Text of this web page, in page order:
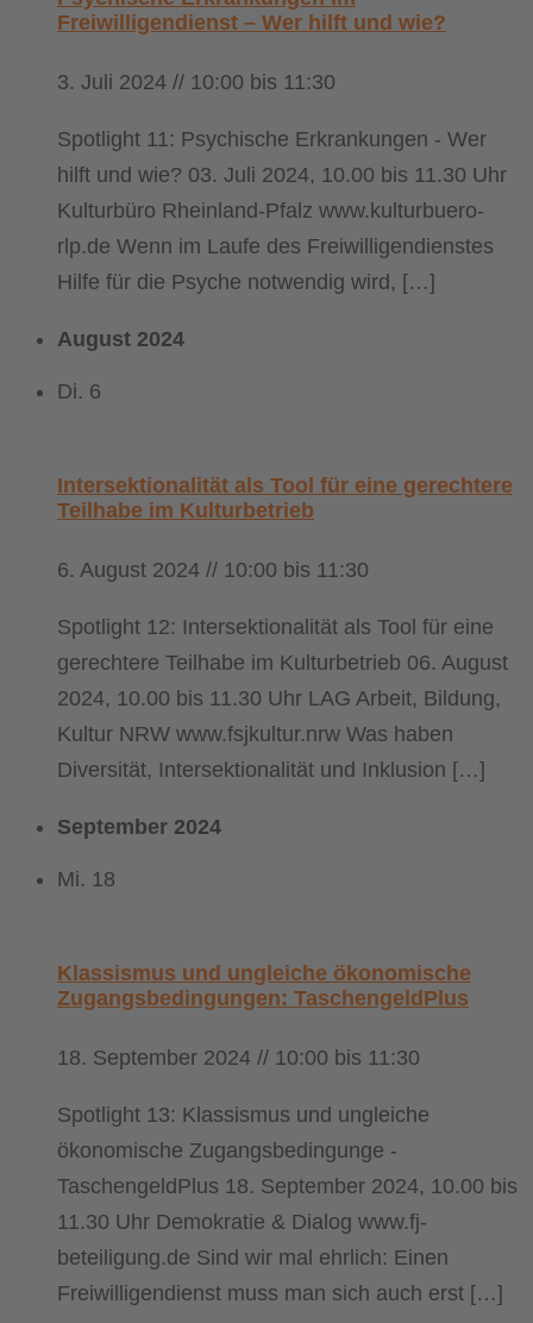
Freiwilligendienst – Wer hilft und wie?
3. Juli 2024 // 10:00 bis 11:30
Spotlight 11: Psychische Erkrankungen - Wer
hilft und wie? 03. Juli 2024, 10.00 bis 11.30 Uhr
Kulturbüro Rheinland-Pfalz www.kulturbuero-
rlp.de Wenn im Laufe des Freiwilligendienstes
Hilfe für die Psyche notwendig wird, […]
August 2024
Di. 6
Intersektionalität als Tool für eine gerechtere
Teilhabe im Kulturbetrieb
6. August 2024 // 10:00 bis 11:30
Spotlight 12: Intersektionalität als Tool für eine
gerechtere Teilhabe im Kulturbetrieb 06. August
2024, 10.00 bis 11.30 Uhr LAG Arbeit, Bildung,
Kultur NRW www.fsjkultur.nrw Was haben
Diversität, Intersektionalität und Inklusion […]
September 2024
Mi. 18
Klassismus und ungleiche ökonomische
Zugangsbedingungen: TaschengeldPlus
18. September 2024 // 10:00 bis 11:30
Spotlight 13: Klassismus und ungleiche
ökonomische Zugangsbedingunge -
TaschengeldPlus 18. September 2024, 10.00 bis
11.30 Uhr Demokratie & Dialog www.fj-
beteiligung.de Sind wir mal ehrlich: Einen
Freiwilligendienst muss man sich auch erst […]